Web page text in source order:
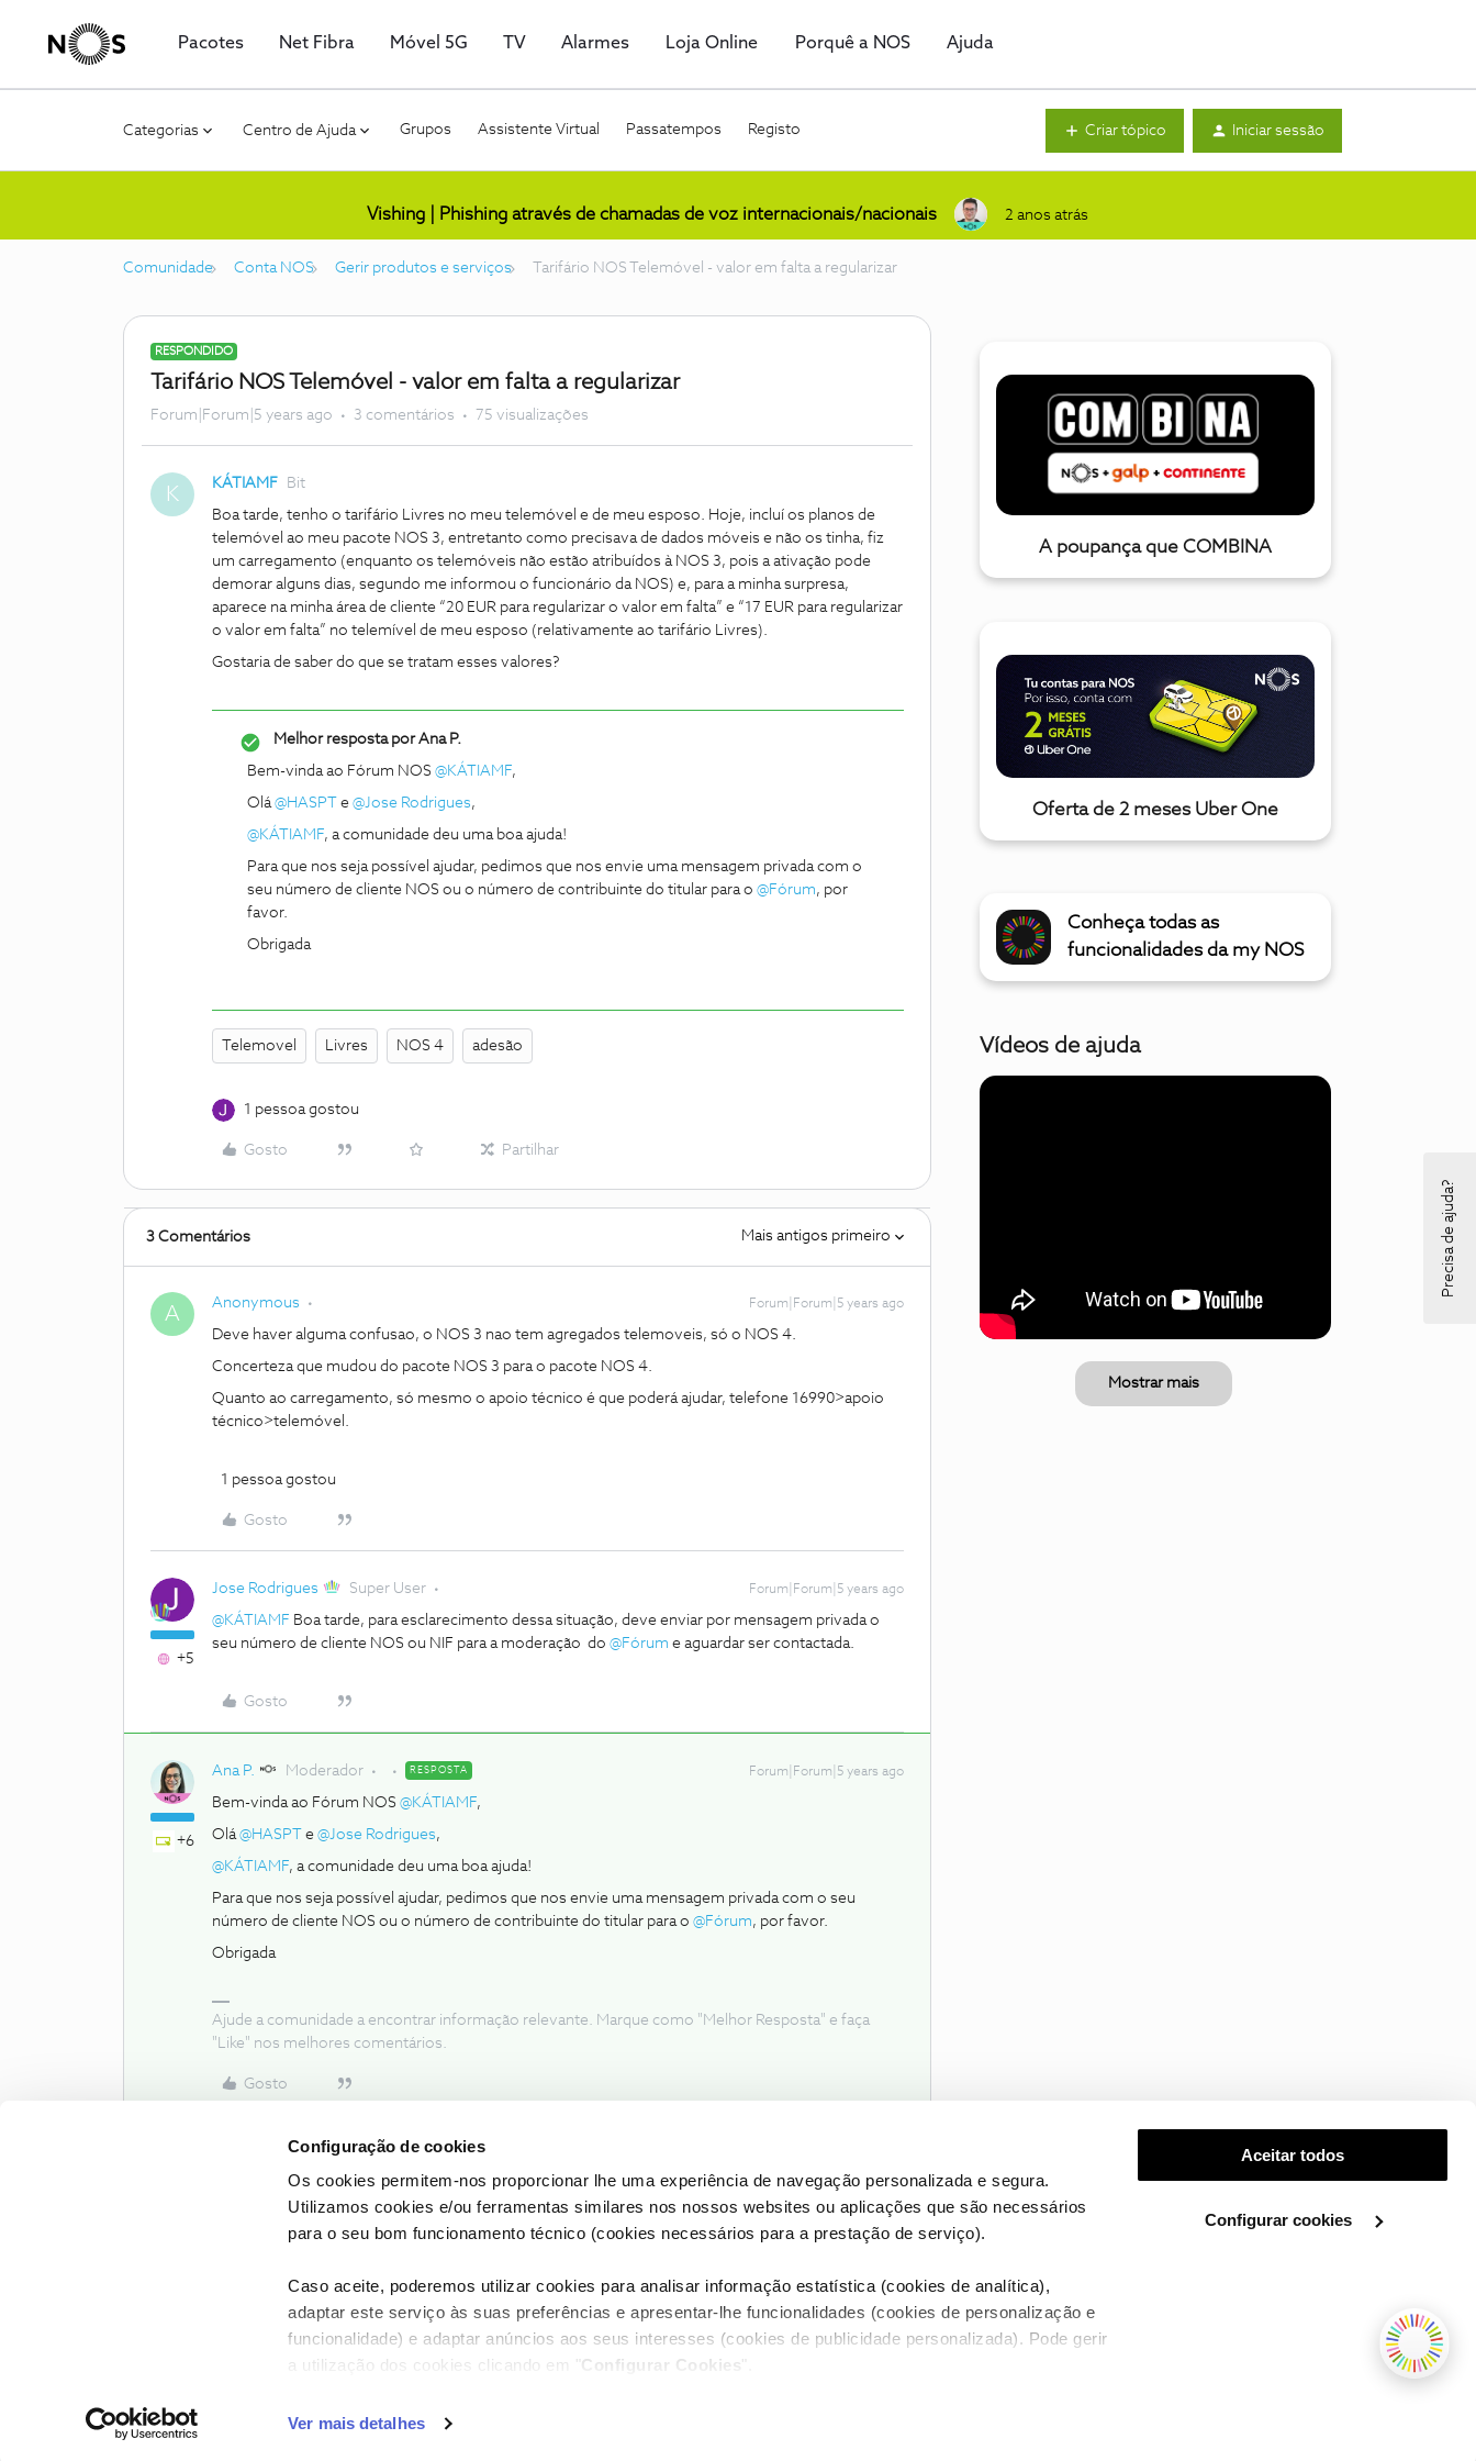
Configuração de cookies
Os cookies permitem-nos proporcionar lhe uma experiência de navegação personalizada e segura.
Utilizamos cookies e/ou ferramentas similares nos nossos websites ou aplicações que são necessários
para o seu bom funcionamento técnico (cookies necessários para a prestação de serviço).
Caso aceite, poderemos utilizar cookies para analisar informação estatística (cookies de analítica),
adaptar este serviço às suas preferências e apresentar-lhe funcionalidades (cookies de personalização e
funcionalidade) e adaptar anúncios aos seus interesses (cookies de publicidade personalizada). Pode gerir
a utilização dos cookies clicando em " Configurar Cookies ".
Ver mais detalhes
Aceitar todos
Configurar cookies
Pacotes Net Fibra Móvel 5G TV Alarmes Loja Online Porquê a NOS Ajuda
Categorias Centro de Ajuda Grupos Assistente Virtual Passatempos Registo Criar tópico Iniciar sessão
Vishing | Phishing através de chamadas de voz internacionais/nacionais 2 anos atrás
Comunidade Conta NOS Gerir produtos e serviços Tarifário NOS Telemóvel - valor em falta a regularizar
RESPONDIDO
Tarifário NOS Telemóvel - valor em falta a regularizar
Forum|Forum|5 years ago 3 comentários 75 visualizações
K KÁTIAMF Bit
Boa tarde, tenho o tarifário Livres no meu telemóvel e de meu esposo. Hoje, incluí os planos de
telemóvel ao meu pacote NOS 3, entretanto como precisava de dados móveis e não os tinha, fiz
um carregamento (enquanto os telemóveis não estão atribuídos à NOS 3, pois a ativação pode
demorar alguns dias, segundo me informou o funcionário da NOS) e, para a minha surpresa,
aparece na minha área de cliente “20 EUR para regularizar o valor em falta” e “17 EUR para regularizar
o valor em falta” no telemível de meu esposo (relativamente ao tarifário Livres).
Gostaria de saber do que se tratam esses valores?
Melhor resposta porAna P.
Bem-vinda ao Fórum NOS @KÁTIAMF,
Olá@HASPT e @Jose Rodrigues,
@KÁTIAMF, a comunidade deu uma boa ajuda!
Para que nos seja possível ajudar, pedimos que nos envie uma mensagem privada com o
seu número de cliente NOS ou o número de contribuinte do titular para o @Fórum, por
favor.
Obrigada
Telemovel Livres NOS 4 adesão
1 pessoa gostou
Gosto Partilhar
3 Comentários Mais antigos primeiro
A Anonymous Forum|Forum|5 years ago
Deve haver alguma confusao, o NOS 3 nao tem agregados telemoveis, só o NOS 4.
Concerteza que mudou do pacote NOS 3 para o pacote NOS 4.
Quanto ao carregamento, só mesmo o apoio técnico é que poderá ajudar, telefone 16990>apoio
técnico>telemóvel.
1 pessoa gostou
Gosto
+5
Jose Rodrigues Super User Forum|Forum|5 years ago
@KÁTIAMF Boa tarde, para esclarecimento dessa situação, deve enviar por mensagem privada o
seu número de cliente NOS ou NIF para a moderação do @Fórum e aguardar ser contactada.
Gosto
+6
Ana P. Moderador RESPOSTA Forum|Forum|5 years ago
Bem-vinda ao Fórum NOS @KÁTIAMF,
Olá@HASPT e @Jose Rodrigues,
@KÁTIAMF, a comunidade deu uma boa ajuda!
Para que nos seja possível ajudar, pedimos que nos envie uma mensagem privada com o seu
número de cliente NOS ou o número de contribuinte do titular para o @Fórum, por favor.
Obrigada
Ajude a comunidade a encontrar informação relevante. Marque como "Melhor Resposta" e faça
"Like" nos melhores comentários.
Gosto
A poupança que COMBINA
Oferta de 2 meses Uber One
Conheça todas as
funcionalidades da my NOS
Vídeos de ajuda
Mostrar mais
Condições do Fórum NOS Accessibility statement
Precisa de ajuda?